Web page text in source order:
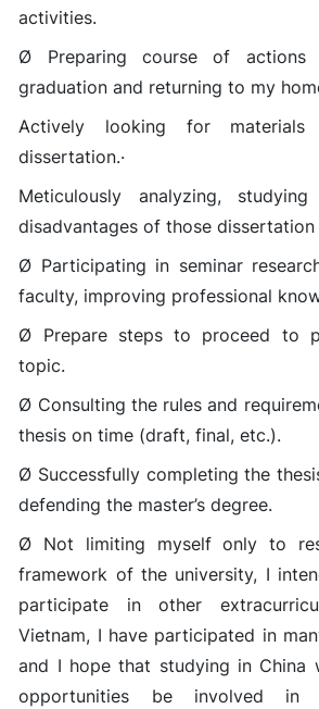
activities.
Ø Preparing course of
graduation and returning to my
Actively looking for
dissertation.·
Meticulously analyzing,
disadvantages of those
Ø Participating in seminar
faculty, improving professional
Ø Prepare steps to proceed to
topic.
Ø Consulting the rules and
thesis on time (draft, final, etc.).
Ø Successfully completing the
defending the master’s degree.
Ø Not limiting myself only to
framework of the university, I
participate in other
Vietnam, I have participated in
and I hope that studying in China
opportunities be involved in